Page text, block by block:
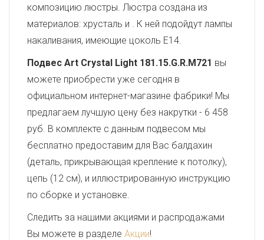
композицию люстры. Люстра создана из
материалов: хрусталь и . К ней подойдут лампы
накаливания, имеющие цоколь E14.
Подвес Art Crystal Light 181.15.G.R.M721 вы
можете приобрести уже сегодня в
официальном интернет-магазине фабрики! Мы
предлагаем лучшую цену без накрутки - 6 458
руб. В комплекте с данным подвесом мы
бесплатно предоставим для Вас балдахин
(деталь, прикрывающая крепление к потолку),
цепь (12 см), и иллюстрированную инструкцию
по сборке и установке.
Следить за нашими акциями и распродажами
Вы можете в разделе Акции!